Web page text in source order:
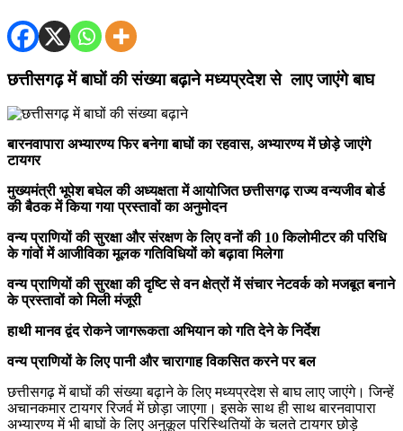
छत्तीसगढ़ में बाघों की संख्या बढ़ाने मध्यप्रदेश से लाए जाएंगे बाघ
बारनवापारा अभ्यारण्य फिर बनेगा बाघों का रहवास, अभ्यारण्य में छोड़े जाएंगे
टायगर
मुख्यमंत्री भूपेश बघेल की अध्यक्षता में आयोजित छत्तीसगढ़ राज्य वन्यजीव बोर्ड
की बैठक में किया गया प्रस्तावों का अनुमोदन
वन्य प्राणियों की सुरक्षा और संरक्षण के लिए वनों की 10 किलोमीटर की परिधि
के गांवों में आजीविका मूलक गतिविधियों को बढ़ावा मिलेगा
वन्य प्राणियों की सुरक्षा की दृष्टि से वन क्षेत्रों में संचार नेटवर्क को मजबूत बनाने
के प्रस्तावों को मिली मंजूरी
हाथी मानव द्वंद रोकने जागरूकता अभियान को गति देने के निर्देश
वन्य प्राणियों के लिए पानी और चारागाह विकसित करने पर बल
छत्तीसगढ़ में बाघों की संख्या बढ़ाने के लिए मध्यप्रदेश से बाघ लाए जाएंगे। जिन्हें
अचानकमार टायगर रिजर्व में छोड़ा जाएगा। इसके साथ ही साथ बारनवापारा
अभ्यारण्य में भी बाघों के लिए अनुकूल परिस्थितियों के चलते टायगर छोड़े